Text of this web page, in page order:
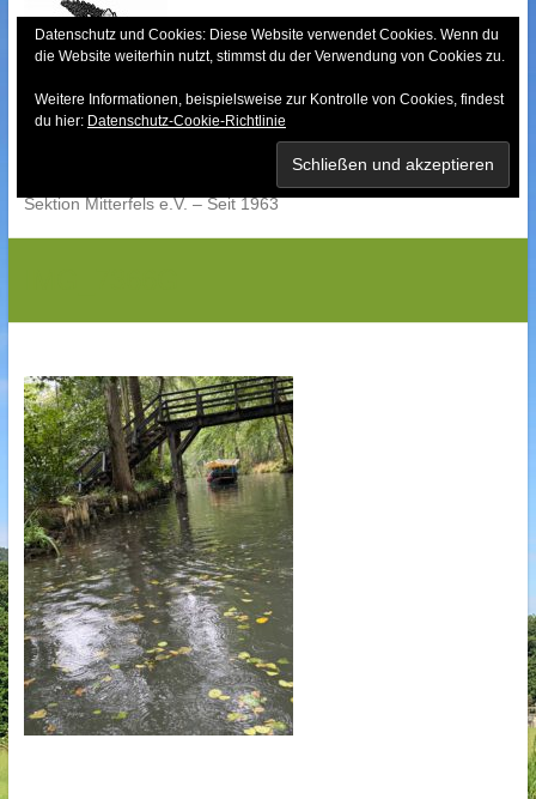
content
Bayerischer Wald-
Sektion Mitterfels e.V. – Seit 1963
Datenschutz und Cookies: Diese Website verwendet Cookies. Wenn du
die Website weiterhin nutzt, stimmst du der Verwendung von Cookies zu.
Weitere Informationen, beispielsweise zur Kontrolle von Cookies, findest
du hier: Datenschutz-Cookie-Richtlinie